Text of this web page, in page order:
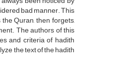
bad manner. This
Quran, then forgets,
The authors of this
and criteria of hadith
the text of the hadith